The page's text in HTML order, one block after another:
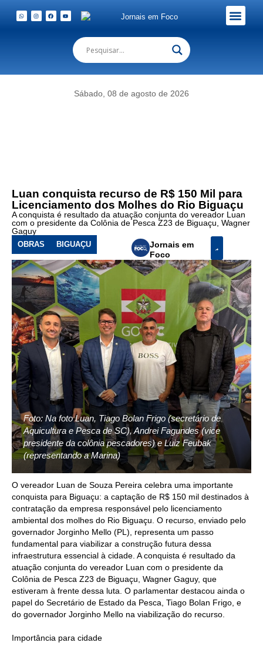
Sábado, 08 de agosto de 2026
Luan conquista recurso de R$ 150 Mil para
Licenciamento dos Molhes do Rio Biguaçu
A conquista é resultado da atuação conjunta do vereador Luan
com o presidente da Colônia de Pesca Z23 de Biguaçu, Wagner
Gaguy
OBRAS BIGUAÇU
Jornais em
Foco
Foto: Na foto Luan, Tiago Bolan Frigo (secretário de
Aquicultura e Pesca de SC), Andrei Fagundes (vice
presidente da colônia pescadores) e Luiz Feubak
(representando a Marina)
O vereador Luan de Souza Pereira celebra uma importante
conquista para Biguaçu: a captação de R$ 150 mil destinados à
contratação da empresa responsável pelo licenciamento
ambiental dos molhes do Rio Biguaçu. O recurso, enviado pelo
governador Jorginho Mello (PL), representa um passo
fundamental para viabilizar a construção futura dessa
infraestrutura essencial à cidade. A conquista é resultado da
atuação conjunta do vereador Luan com o presidente da
Colônia de Pesca Z23 de Biguaçu, Wagner Gaguy, que
estiveram à frente dessa luta. O parlamentar destacou ainda o
papel do Secretário de Estado da Pesca, Tiago Bolan Frigo, e
do governador Jorginho Mello na viabilização do recurso.
Importância para cidade